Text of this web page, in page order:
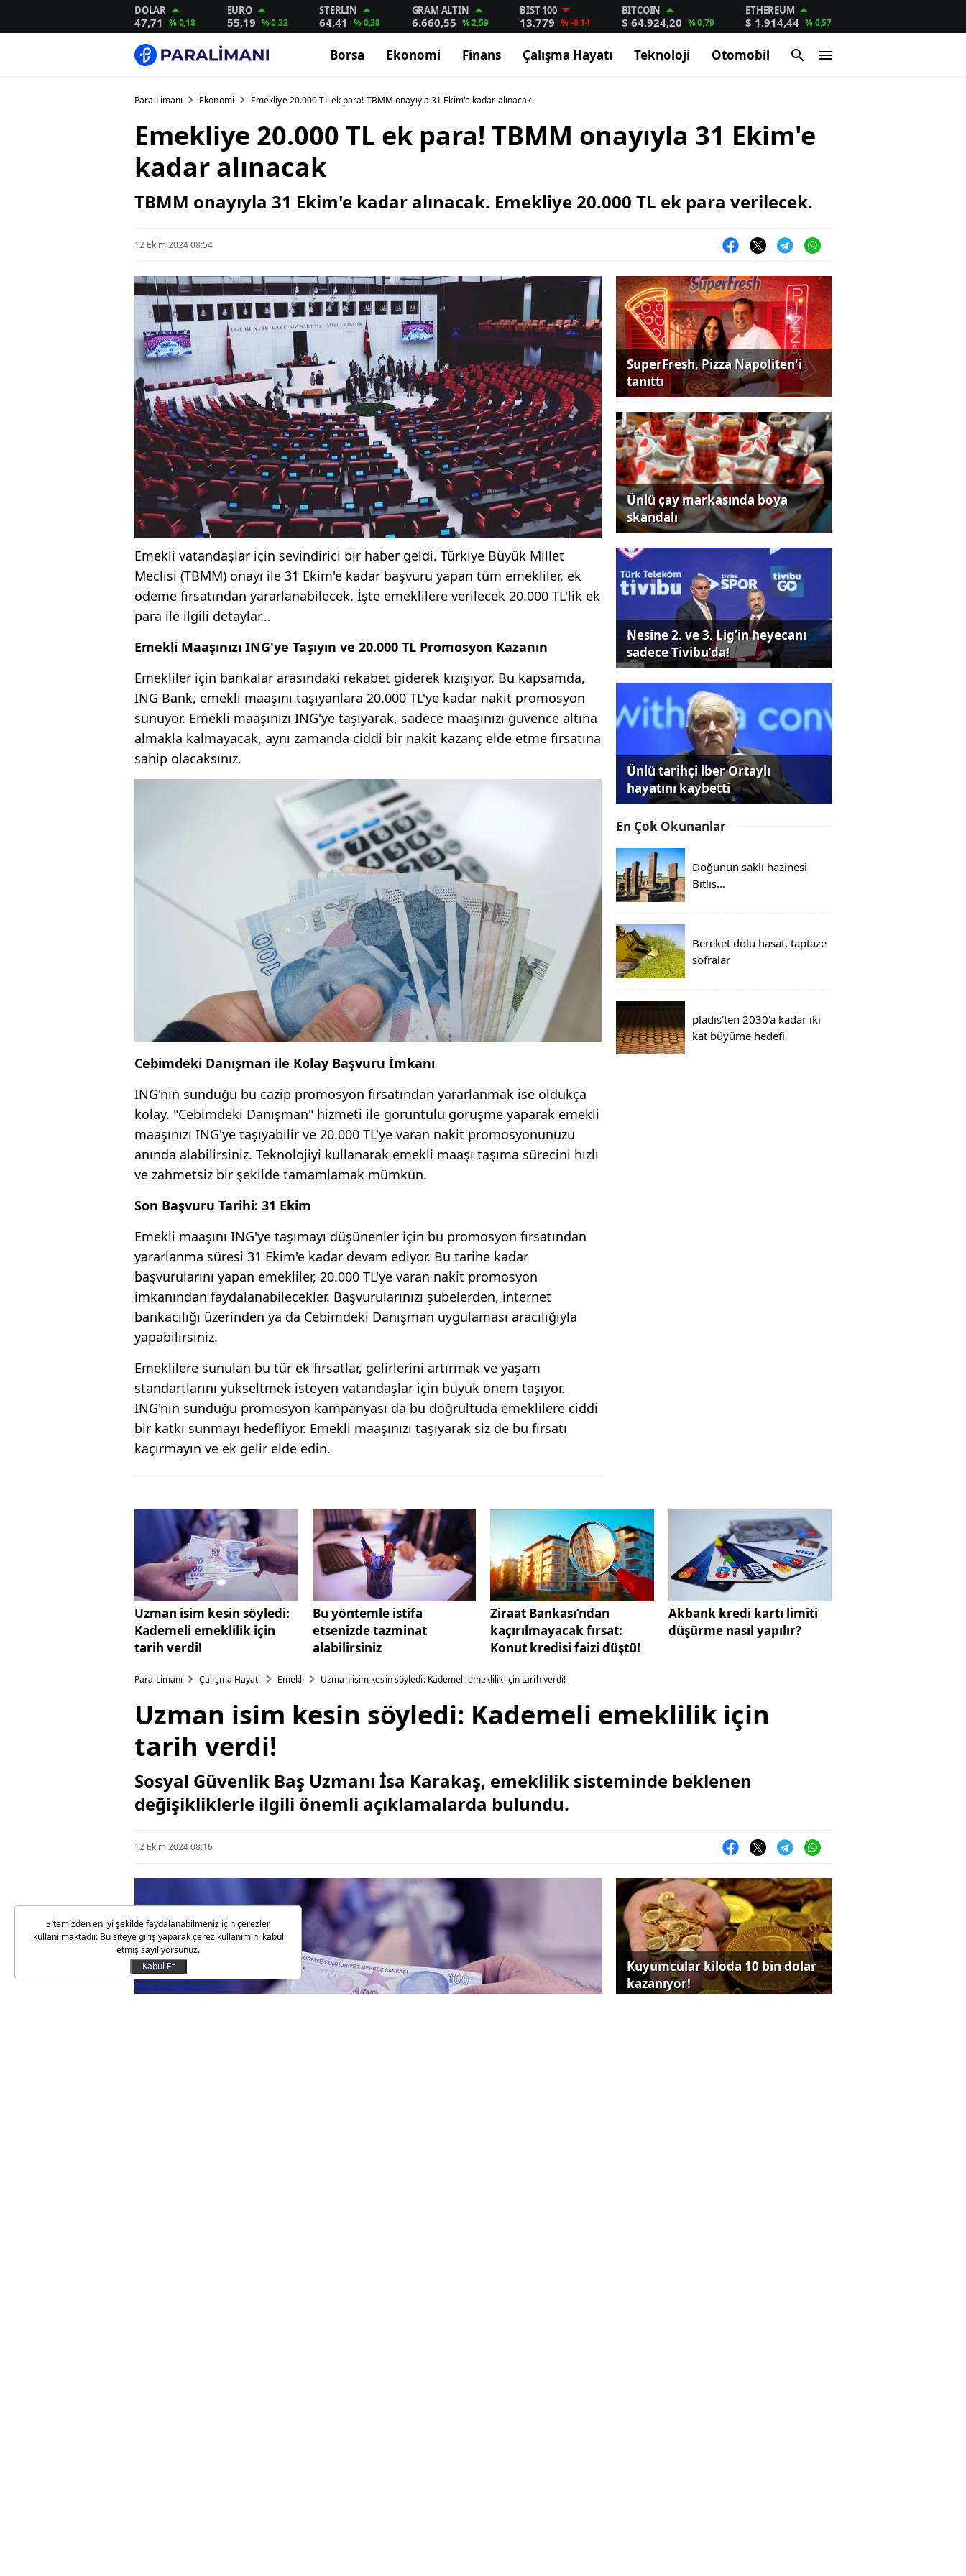
DOLAR
47,71 % 0,18
EURO
55,19 % 0,32
STERLIN
64,41 % 0,38
GRAM ALTIN
6.660,55 % 2,59
BIST 100
13.779 % -0,14
BITCOIN
$ 64.924,20 % 0,79
ETHEREUM
$ 1.914,44 % 0,57
Borsa Ekonomi Finans Çalışma Hayatı Teknoloji Otomobil
Para Limanı Ekonomi Emekliye 20.000 TL ek para! TBMM onayıyla 31 Ekim'e kadar alınacak
Emekliye 20.000 TL ek para! TBMM onayıyla 31 Ekim'e
kadar alınacak
TBMM onayıyla 31 Ekim'e kadar alınacak. Emekliye 20.000 TL ek para verilecek.
12 Ekim 2024 08:54
Emekli vatandaşlar için sevindirici bir haber geldi. Türkiye Büyük Millet
Meclisi (TBMM) onayı ile 31 Ekim'e kadar başvuru yapan tüm emekliler, ek
ödeme fırsatından yararlanabilecek. İşte emeklilere verilecek 20.000 TL'lik ek
para ile ilgili detaylar...
Emekli Maaşınızı ING'ye Taşıyın ve 20.000 TL Promosyon Kazanın
Emekliler için bankalar arasındaki rekabet giderek kızışıyor. Bu kapsamda,
ING Bank, emekli maaşını taşıyanlara 20.000 TL'ye kadar nakit promosyon
sunuyor. Emekli maaşınızı ING'ye taşıyarak, sadece maaşınızı güvence altına
almakla kalmayacak, aynı zamanda ciddi bir nakit kazanç elde etme fırsatına
sahip olacaksınız.
Cebimdeki Danışman ile Kolay Başvuru İmkanı
ING'nin sunduğu bu cazip promosyon fırsatından yararlanmak ise oldukça
kolay. "Cebimdeki Danışman" hizmeti ile görüntülü görüşme yaparak emekli
maaşınızı ING'ye taşıyabilir ve 20.000 TL'ye varan nakit promosyonunuzu
anında alabilirsiniz. Teknolojiyi kullanarak emekli maaşı taşıma sürecini hızlı
ve zahmetsiz bir şekilde tamamlamak mümkün.
Son Başvuru Tarihi: 31 Ekim
Emekli maaşını ING'ye taşımayı düşünenler için bu promosyon fırsatından
yararlanma süresi 31 Ekim'e kadar devam ediyor. Bu tarihe kadar
başvurularını yapan emekliler, 20.000 TL'ye varan nakit promosyon
imkanından faydalanabilecekler. Başvurularınızı şubelerden, internet
bankacılığı üzerinden ya da Cebimdeki Danışman uygulaması aracılığıyla
yapabilirsiniz.
Emeklilere sunulan bu tür ek fırsatlar, gelirlerini artırmak ve yaşam
standartlarını yükseltmek isteyen vatandaşlar için büyük önem taşıyor.
ING'nin sunduğu promosyon kampanyası da bu doğrultuda emeklilere ciddi
bir katkı sunmayı hedefliyor. Emekli maaşınızı taşıyarak siz de bu fırsatı
kaçırmayın ve ek gelir elde edin.
SuperFresh, Pizza Napoliten'i
tanıttı
Ünlü çay markasında boya
skandalı
Nesine 2. ve 3. Lig’in heyecanı
sadece Tivibu’da!
Ünlü tarihçi lber Ortaylı
hayatını kaybetti
En Çok Okunanlar
Doğunun saklı hazinesi
Bitlis...
Bereket dolu hasat, taptaze
sofralar
pladis'ten 2030'a kadar iki
kat büyüme hedefi
Uzman isim kesin söyledi:
Kademeli emeklilik için
tarih verdi!
Bu yöntemle istifa
etsenizde tazminat
alabilirsiniz
Ziraat Bankası’ndan
kaçırılmayacak fırsat:
Konut kredisi faizi düştü!
Akbank kredi kartı limiti
düşürme nasıl yapılır?
Para Limanı Çalışma Hayatı Emekli Uzman isim kesin söyledi: Kademeli emeklilik için tarih verdi!
Uzman isim kesin söyledi: Kademeli emeklilik için
tarih verdi!
Sosyal Güvenlik Baş Uzmanı İsa Karakaş, emeklilik sisteminde beklenen
değişikliklerle ilgili önemli açıklamalarda bulundu.
12 Ekim 2024 08:16
Kuyumcular kiloda 10 bin dolar
kazanıyor!
Sitemizden en iyi şekilde faydalanabilmeniz için çerezler
kullanılmaktadır. Bu siteye giriş yaparakçerez kullanımını kabul
etmiş sayılıyorsunuz.
Kabul Et